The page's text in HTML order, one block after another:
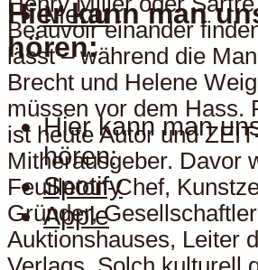
Menu
Hier kann man
hören:
Hier kann man
hören:
Spotify
Apple
Beauvoir einander
lässt – während die
Brecht und Helene
müssen vor dem Hass.
ist heute Autor und
Mitherausgeber. Davor
Feuilleton-Chef,
Gründer,
Auktionshauses, Leiter